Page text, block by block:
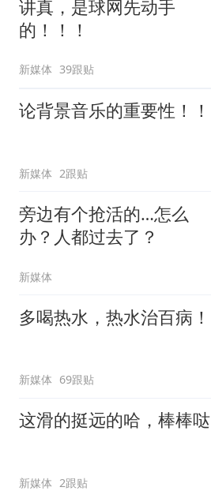
讲真，是球网先动手
的！！！
新媒体 39跟贴
论背景音乐的重要性！！
新媒体 2跟贴
旁边有个抢活的…怎么
办？人都过去了？
新媒体
多喝热水，热水治百病！
新媒体 69跟贴
这滑的挺远的哈，棒棒哒
新媒体 2跟贴